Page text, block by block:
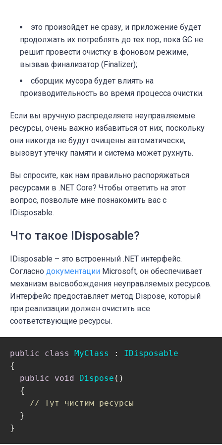
это произойдет не сразу, и приложение будет
продолжать их потреблять до тех пор, пока GC не
решит провести очистку в фоновом режиме,
вызвав финализатор (Finalizer);
сборщик мусора будет влиять на
производительность во время процесса очистки.
Если вы вручную распределяете неуправляемые
ресурсы, очень важно избавиться от них, поскольку
они никогда не будут очищены автоматически,
вызовут утечку памяти и система может рухнуть.
Вы спросите, как нам правильно распоряжаться
ресурсами в .NET Core? Чтобы ответить на этот
вопрос, позвольте мне познакомить вас с
IDisposable.
Что такое IDisposable?
IDisposable – это встроенный .NET интерфейс.
Согласно документации Microsoft, он обеспечивает
механизм высвобождения неуправляемых ресурсов.
Интерфейс предоставляет метод Dispose, который
при реализации должен очистить все
соответствующие ресурсы.
public class MyClass : IDisposable
{
public
void Dispose ( )
  {
// Тут чистим ресурсы
  }
}